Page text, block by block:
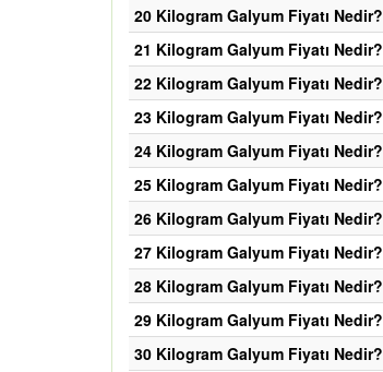
20 Kilogram Galyum Fiyatı Nedir?
21 Kilogram Galyum Fiyatı Nedir?
22 Kilogram Galyum Fiyatı Nedir?
23 Kilogram Galyum Fiyatı Nedir?
24 Kilogram Galyum Fiyatı Nedir?
25 Kilogram Galyum Fiyatı Nedir?
26 Kilogram Galyum Fiyatı Nedir?
27 Kilogram Galyum Fiyatı Nedir?
28 Kilogram Galyum Fiyatı Nedir?
29 Kilogram Galyum Fiyatı Nedir?
30 Kilogram Galyum Fiyatı Nedir?